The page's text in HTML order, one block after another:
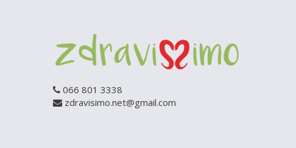
066 801 3338
zdravisimo.net@gmail.com